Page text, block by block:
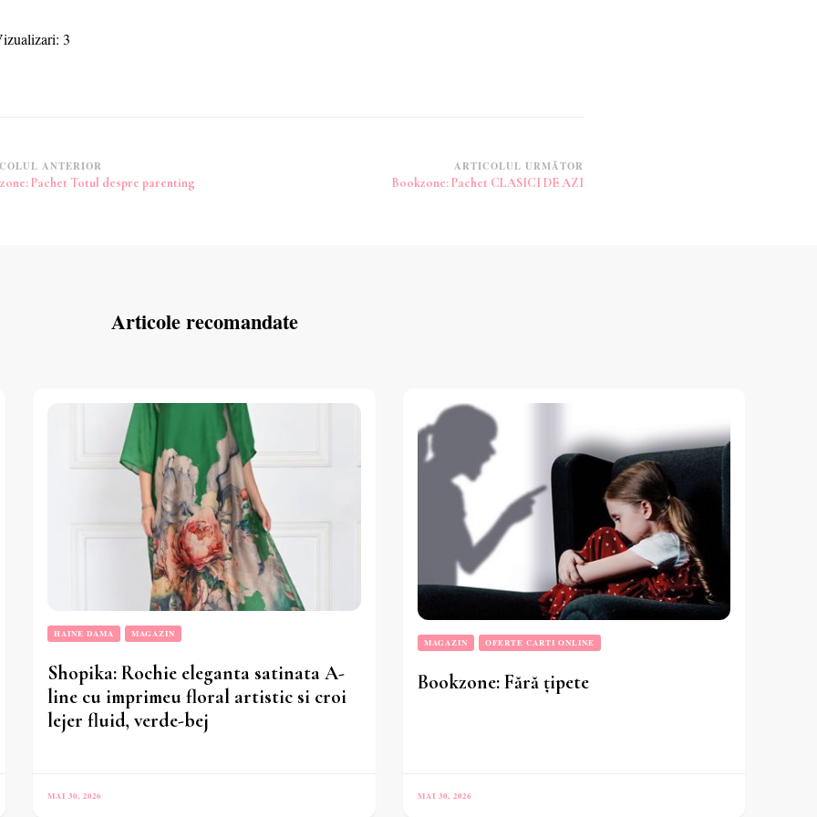
3
ANTERIOR
Pachet Totul despre parenting
ARTICOLUL URMĂTOR
Bookzone: Pachet CLASICI DE AZI
Articole recomandate
HAINE DAMA MAGAZIN
Shopika: Rochie eleganta satinata A-
line cu imprimeu floral artistic si croi
lejer fluid, verde-bej
MAI 30, 2026
MAGAZIN OFERTE CARTI ONLINE
Bookzone: Fără țipete
MAI 30, 2026